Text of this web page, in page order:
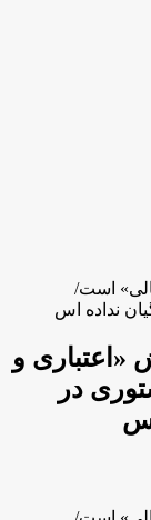
است/
نداده اس
و
در